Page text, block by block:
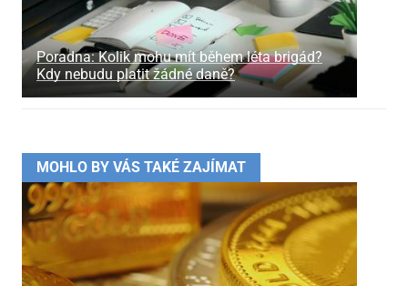
Poradna: Kolik mohu mít během léta brigád?
Kdy nebudu platit žádné daně?
MOHLO BY VÁS TAKÉ ZAJÍMAT